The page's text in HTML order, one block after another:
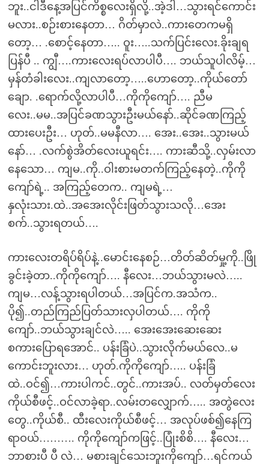
ဘူး..ငါဒီနေ့အပြင်ကိစ္စလေးရှိလို့..အဲ့ဒါ…သွားရင်ကောင်း
မလား..စဉ်းစားနေတာ… ဂိတ်မှာလဲ..ကားတေကမရှိ
တော့… .စောင့်နေတာ….. ဝူး…..သက်ပြင်းလေး.ခိုးချရ
ပြန်ပီ .. ကျွီ….ကားလေးရပ်လာပါပီ…. ဘယ်သူပါလိမ့်…
မှန်တံခါးလေး..ကျလာတော့…..ဟောတော့..ကိုယ်တော်
ချော. .ရောက်လို့လာပါပီ…ကိုကိုကျော်…. ညီမ
လေး..မမ..အပြင်ခဏသွားဦးမယ်နော်..ဆိုင်ခဏကြည့်
ထားပေးဦး… ဟုတ်..မမနီလာ…. အေး..အေး..သွားမယ်
နော်… .လက်စွဲအိတ်လေးယူရင်း…. ကားဆီသို့..လှမ်းလာ
နေသော… ကျမ..ကို..ဝါးစားမတက်ကြည့်နေတဲ့..ကိုကို
ကျော်ရဲ့.. အကြည့်တေက.. ကျမရဲ့…
နှလုံးသား.ထဲ..အအေးလိုင်းဖြတ်သွားသလို…အေး
စက်..သွားရတယ်….
ကားလေးတရိပ်ရိပ်နဲ့..မောင်းနေစဉ်…တိတ်ဆိတ်မှု့ကို..ဖြို
ခွင်းခဲ့တာ..ကိုကိုကျော်…. နီလေး…ဘယ်သွားမလဲ…..
ကျမ…လန့်သွားရပါတယ်…အပြင်က.အသံက..
ပို၍..တည်ကြည်ပြတ်သားလှပါတယ်…. ကိုကို
ကျော်..ဘယ်သွားချင်လဲ….. အေးအေးဆေးဆေး
စကားပြောရအောင်.. ပန်းခြံပဲ..သွားလိုက်မယ်လေ..မ
ကောင်းဘူးလား… ဟုတ်.ကိုကိုကျော်….. ပန်းခြံ
ထဲ..ဝင်၍…ကားပါကင်..တွင်..ကားအပ်.. လတ်မှတ်လေး
ကိုယ်စီဖင့်..ဝင်လာခဲ့ရာ..လမ်းတလျှောက်….. အတွဲလေး
တွေ..ကိုယ်စီ.. ထီးလေးကိုယ်စီဖင့်… အလုပ်ဖစ်၍နေကြ
ရာဝယ်………. ကိုကိုကျော်ကဖြင့်..ပြုံးစိစိ…. နီလေး…
ဘာစားပီ ပီ လဲ… မစားချင်သေးဘူးကိုကျော်…ရင်ကယ်